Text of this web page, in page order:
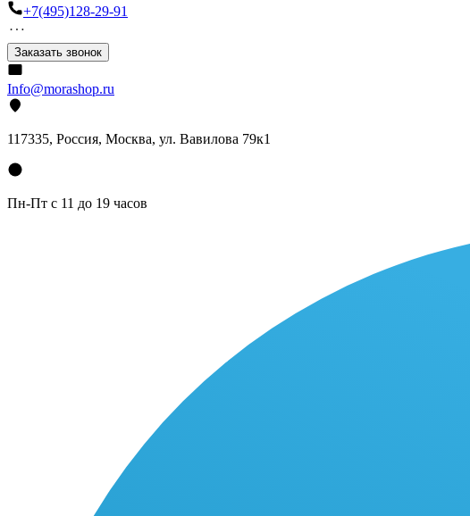
+7(495)128-29-91
Заказать звонок
Info@morashop.ru
117335, Россия, Москва, ул. Вавилова 79к1
Пн-Пт с 11 до 19 часов